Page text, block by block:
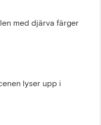
med djärva färger
lyser upp i